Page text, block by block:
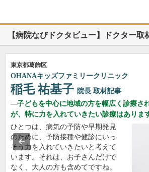
【病院なびドクタビュー】ドクター取
東京都葛飾区
OHANAキッズファミリークリニック
稲毛 祐基子 院長 取材記事
子どもを中心に地域の方を幅広く診療さ
が、特に力を入れていきたい診療はありま
ひとつは、病気の予防や早期発見
のために、予防接種や健診にいっ
そう力を入れていきたいと考えて
います。それは、お子さんだけで
なく、大人の方も含めてですね。